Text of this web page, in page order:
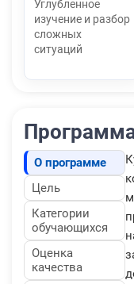
Углубленное
изучение и разбор
сложных
ситуаций
О программе
Цель
Категории
обучающихся
Оценка
качества